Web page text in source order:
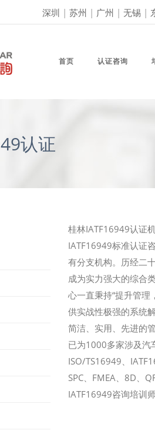
深圳 | 苏州 | 广州 | 无锡 |
首页 认证咨询
认证
桂林IATF16949认证
IATF16949标准认证
有分支机构。历经二
成为实力强大的综合
心一直秉持“提升管理
供实战性极强的系统
简洁、实用、先进的
已为1000多家涉及汽
ISO/TS16949、
SPC、FMEA、8D、
IATF16949咨询培训